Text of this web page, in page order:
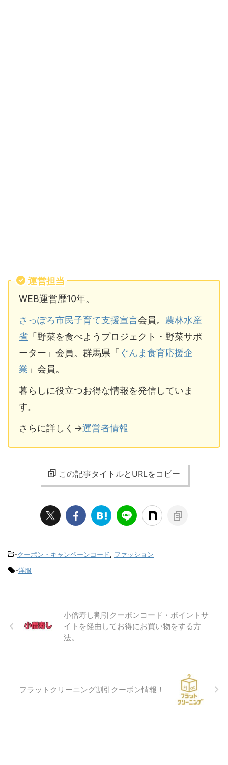
運営担当
WEB運営歴10年。
さっぽろ市民子育て支援宣言会員。 農林水産
省 「野菜を食べようプロジェクト・野菜サポ
ーター」会員。群馬県「 ぐんま食育応援企
業 」会員。
暮らしに役立つお得な情報を発信していま
す。
さらに詳しく→運営者情報
この記事タイトルとURLをコピー
-クーポン・キャンペーンコード, ファッション
-洋服
小僧寿し割引クーポンコード・ポイントサ
イトを経由してお得にお買い物をする方
法。
フラットクリーニング割引クーポン情報！